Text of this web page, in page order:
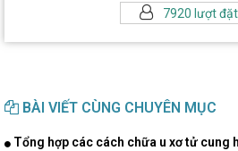
7920 lượt
BÀI VIẾT CÙNG CHUYÊN MỤC
Tổng hợp các cách chữa u xơ tử cung